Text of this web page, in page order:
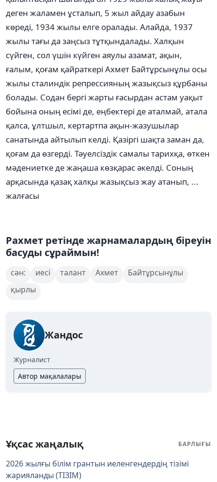
деген жаламен ұсталып, 5 жыл айдау азабын
көреді, 1934 жылы елге оралады. Алайда, 1937
жылы тағы да заңсыз тұтқындалады. Халқын
сүйген, сол үшін күйген аяулы азамат, ақын,
ғалым, қоғам қайраткері Ахмет Байтұрсынұлы осы
жы­лы сталиндік репрессияның жазықсыз құрбаны
болады. Содан бергі жарты ғасырдан астам уақыт
бойына оның есімі де, еңбектері де аталмай, атала
қалса, ұлтшыл, кертартпа ақын-жазушылар
санатында айтылып келді. Қазіргі шақта заман да,
қоғам да өзгерді. Тәуелсіздік самалы тарихқа, өткен
мәдениетке де жаңаша көзқарас әкелді. Соның
арқасында қазақ халқы жазықсыз жау атанып, ...
жалғасы
Рахмет ретінде жарнамалардың біреуін
басуды сұраймын!
сән: иесі талант Ахмет
Байтұрсынұлы
қырлы
Жандос
Журналист
Автор мақалалары
Ұқсас жаңалық БАРЛЫҒЫ
2026 жылғы білім грантын иеленгендердің тізімі
жарияланды (ТІЗІМ)